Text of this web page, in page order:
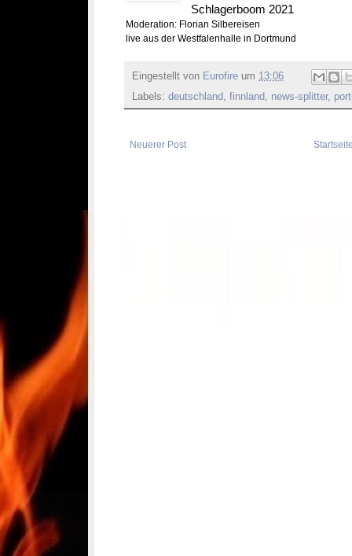
Schlagerboom 2021
Moderation: Florian Silbereisen
live aus der Westfalenhalle in Dortmund
Eingestellt von Eurofire um 13:06
Labels: deutschland, finnland, news-splitter,
Neuerer Post